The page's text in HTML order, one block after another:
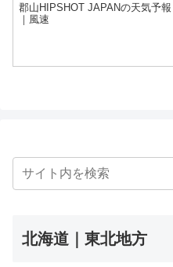
郡山HIPSHOT JAPANの天気予
｜風速
北海道｜東北地方